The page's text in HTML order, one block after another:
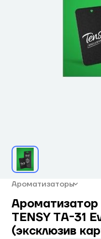
Ароматизаторы
Ароматизатор
TENSY TА-31
(эксклюзив